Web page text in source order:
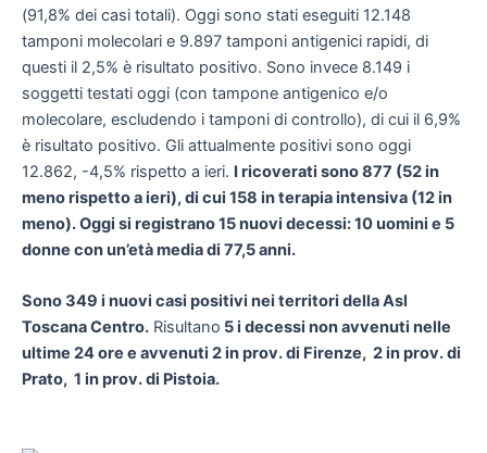
(91,8% dei casi totali). Oggi sono stati eseguiti 12.148
tamponi molecolari e 9.897 tamponi antigenici rapidi, di
questi il 2,5% è risultato positivo. Sono invece 8.149 i
soggetti testati oggi (con tampone antigenico e/o
molecolare, escludendo i tamponi di controllo), di cui il 6,9%
è risultato positivo. Gli attualmente positivi sono oggi
12.862, -4,5% rispetto a ieri. I ricoverati sono 877 (52 in
meno rispetto a ieri), di cui 158 in terapia intensiva (12 in
meno). Oggi si registrano 15 nuovi decessi: 10 uomini e 5
donne con un’età media di 77,5 anni.
Sono 349 i nuovi casi positivi nei territori della Asl
Toscana Centro. Risultano 5 i decessi nonavvenuti nelle
ultime 24 ore e avvenuti 2 in prov. di Firenze, 2 in prov. di
Prato, 1 in prov. di Pistoia.